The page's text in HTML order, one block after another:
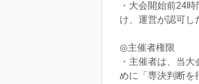
・大会開始前24
け、運営が認可し
◎主催者権限
・主催者は、当
めに「専決判断を